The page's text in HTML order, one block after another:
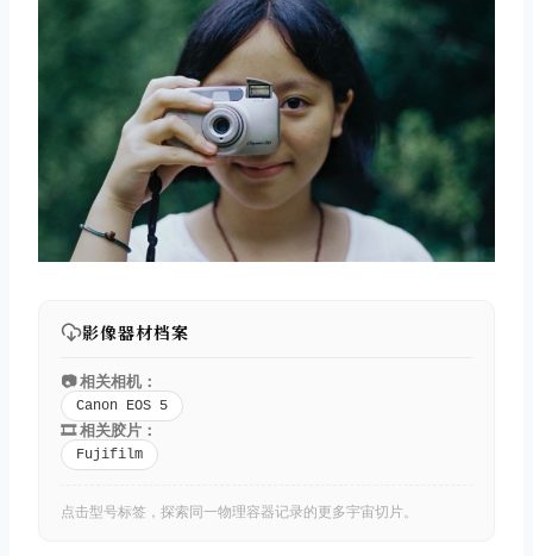
影像器材档案
📷 相关相机：
Canon EOS 5
🎞️ 相关胶片：
Fujifilm
点击型号标签，探索同一物理容器记录的更多宇宙切片。